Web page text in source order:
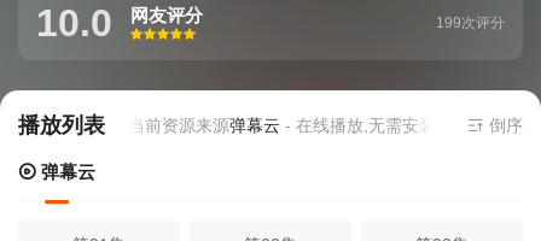
10.0 网友评分
很差
较差还行推荐力荐
199次评分
播放列表当前资源来源弹幕云- 在线播放,无需安装播放器 倒序
弹幕云